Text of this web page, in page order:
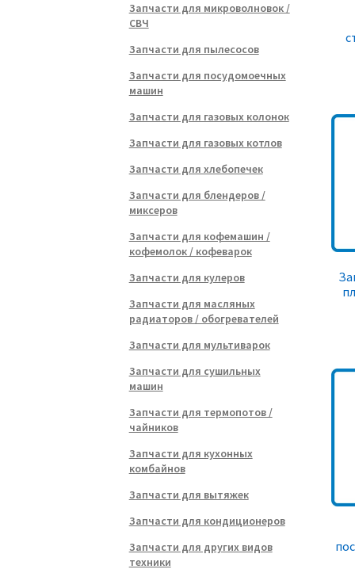
Запчасти для микроволновок /
СВЧ
Запчасти для пылесосов
Запчасти для посудомоечных
машин
Запчасти для газовых колонок
Запчасти для газовых котлов
Запчасти для хлебопечек
Запчасти для блендеров /
миксеров
Запчасти для кофемашин /
кофемолок / кофеварок
Запчасти для кулеров
Запчасти для масляных
радиаторов / обогревателей
Запчасти для мультиварок
Запчасти для сушильных
машин
Запчасти для термопотов /
чайников
Запчасти для кухонных
комбайнов
Запчасти для вытяжек
Запчасти для кондиционеров
Запчасти для других видов
техники